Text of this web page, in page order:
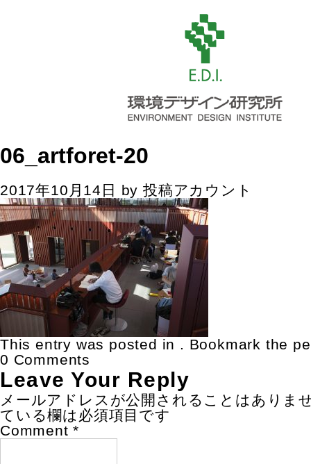
06_artforet-20
2017年10月14日 by投稿アカウント
This entry was posted in . Bookmark the
0 Comments
Leave Your Reply
メールアドレスが公開されることはありま
ている欄は必須項目です
Comment *